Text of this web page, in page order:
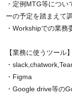
・定例MTG等につ
ーの予定を踏まえて
・Workshipでの業
【業務に使うツール】
・
・Figma
・Google drive等の